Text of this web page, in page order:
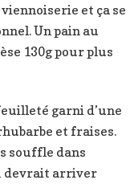
et ça se
Un pain au
130g pour plus
garni d’une
et fraises.
souffle dans
devrait arriver